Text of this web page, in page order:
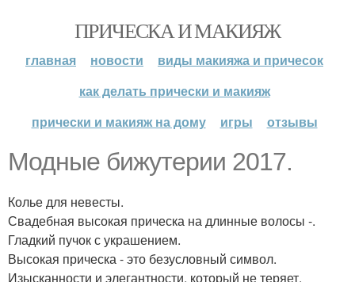
ПРИЧЕСКА И МАКИЯЖ
главная новости
виды макияжа и причесок
как делать прически и макияж
прически и макияж на дому
игры отзывы
Модные бижутерии 2017.
Колье для невесты.
Свадебная высокая прическа на длинные волосы -.
Гладкий пучок с украшением.
Высокая прическа - это безусловный символ.
Изысканности и элегантности, который не теряет.